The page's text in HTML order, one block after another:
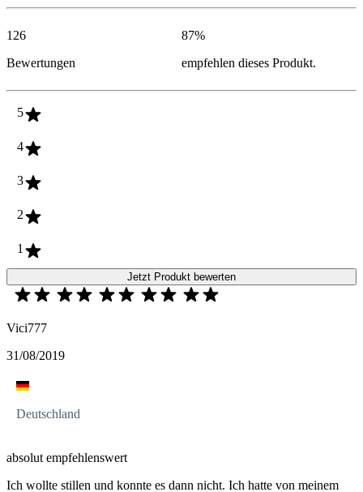
126
Bewertungen
87%
empfehlen dieses Produkt.
5
4
3
2
1
Jetzt Produkt bewerten
Vici777
31/08/2019
Deutschland
absolut empfehlenswert
Ich wollte stillen und konnte es dann nicht. Ich hatte von meinem